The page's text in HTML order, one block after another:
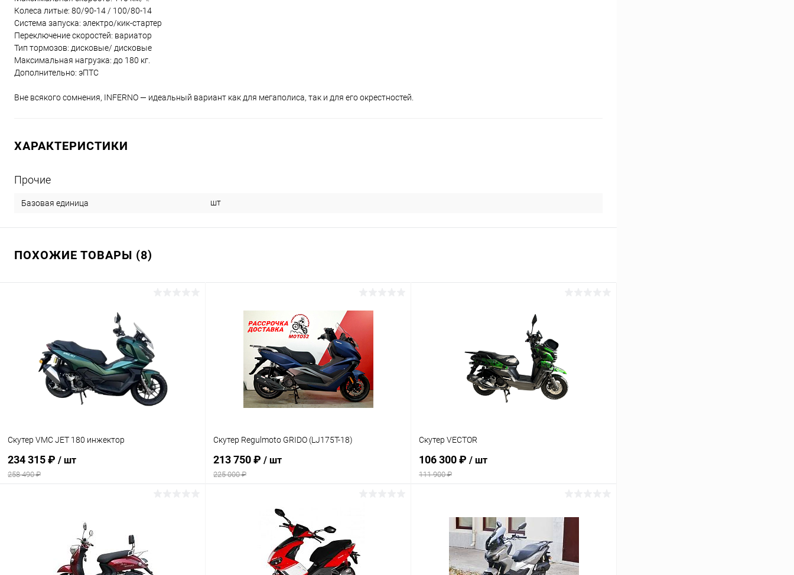
Колеса литые: 80/90-14 / 100/80-14
Система запуска: электро/кик-стартер
Переключение скоростей: вариатор
Тип тормозов: дисковые/ дисковые
Максимальная нагрузка: до 180 кг.
Дополнительно: эПТС
Вне всякого сомнения, INFERNO — идеальный вариант как для мегаполиса, так и для его окрестностей.
ХАРАКТЕРИСТИКИ
Прочие
Базовая единица шт
ПОХОЖИЕ ТОВАРЫ (8)
Скутер VMC JET 180 инжектор
234 315 ₽ / шт
258 490 ₽
В наличии
Скутер Regulmoto GRIDO (LJ175T-18)
213 750 ₽ / шт
225 000 ₽
В избранное В наличии
Скутер VECTOR
106 300 ₽ / шт
111 900 ₽
В избранное В наличии